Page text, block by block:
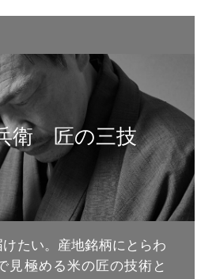
衛 匠の三技
たい。産地銘柄にとらわ
見極める米の匠の技術と